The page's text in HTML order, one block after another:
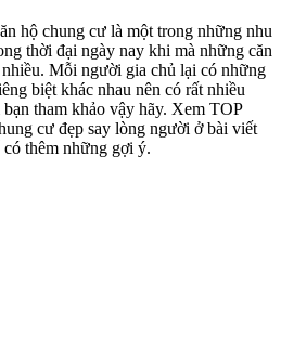
hộ chung cư là một trong những nhu
thời đại ngày nay khi mà những căn
Mỗi người gia chủ lại có những
biệt khác nhau nên có rất nhiều
tham khảo vậy hãy. Xem TOP
cư đẹp say lòng người ở bài viết
thêm những gợi ý.